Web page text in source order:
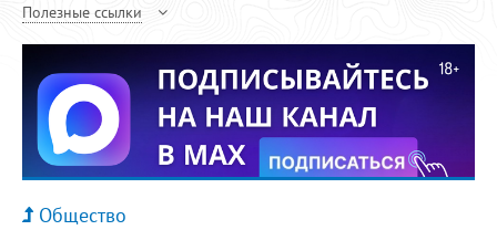
Полезные ссылки
Общество